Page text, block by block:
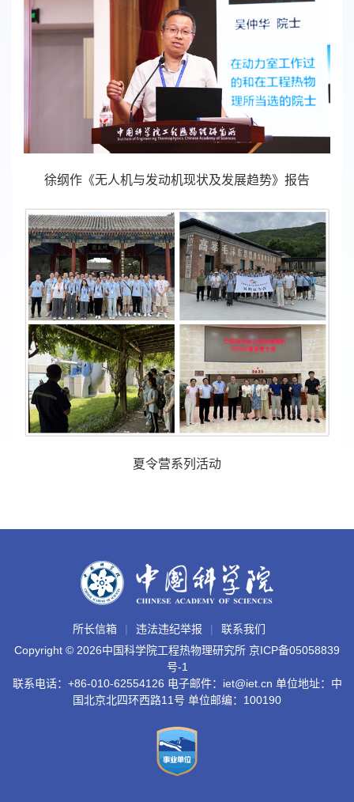
徐纲作 《无人机与发动机现状及发展趋势》报告
夏令营系列活动
所长信箱 违法违纪举报
联系我们
Copyright © 2026中国科学院工程热物理研究所 京ICP备05058839
号-1
联系电话：+86-010-62554126 电子邮件：iet@iet.cn 单位地址：中
国北京北四环西路11号 单位邮编：100190